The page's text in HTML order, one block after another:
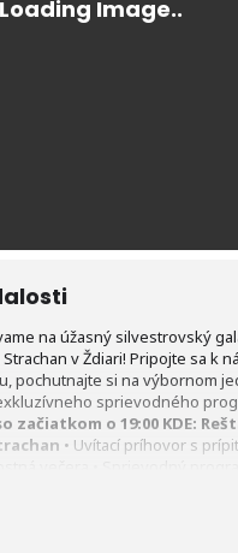
na úžasný silvestrovský
v Ždiari! Pripojte sa k
pochutnajte si na výbornom
sprievodného
začiatkom o 19:00 KDE:
• Uvítací príhovor s
a studený bufet • Polnočný
• Zábava do skorých ranných